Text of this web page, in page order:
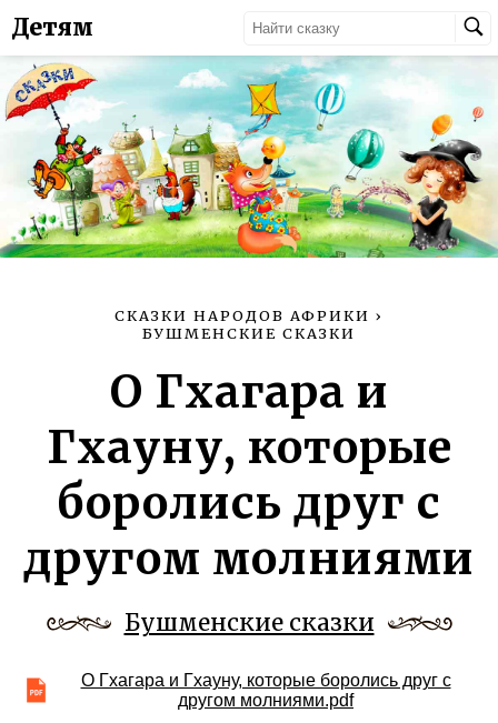
Детям
СКАЗКИ НАРОДОВ АФРИКИ ›
БУШМЕНСКИЕ СКАЗКИ
О Гхагара и
Гхауну, которые
боролись друг с
другом молниями
Бушменские сказки
О Гхагара и Гхауну, которые боролись друг с
другом молниями.pdf